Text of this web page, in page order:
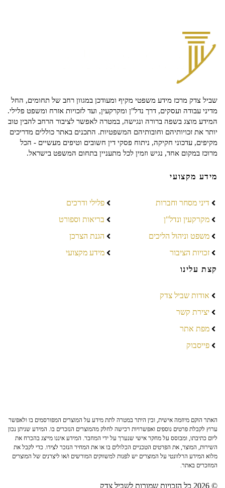
שביל צדק מרכז מידע משפטי מקיף ומעודכן במגוון רחב של תחומים, החל
מדיני עבודה ועסקים, דרך נדל"ן ומקרקעין, ועד לזכויות אזרח ומשפט פלילי.
המידע מוצג בשפה ברורה ונגישה, במטרה לאפשר לציבור הרחב להבין טוב
יותר את זכויותיהם וחובותיהם המשפטיות. התכנים באתר כוללים מדריכים
מקיפים, עדכוני חקיקה, ניתוח פסקי דין חשובים וטיפים מעשיים - הכל
מרוכז במקום אחד, נגיש וזמין לכל מתעניין בתחום המשפט בישראל.
מידע מקצועי
דיני מסחר וחברות
מקרקעין ונדל"ן
משפט וניהול הליכים
זכויות הציבור
פלילי ודרכים
בריאות וספורט
הגנת הצרכן
מידע מקצועי
קצת עלינו
אודות שביל צדק
יצירת קשר
מפת אתר
פייסבוק
האתר הוקם מיוזמה אישית, ובין היתר במטרה לתת מידע על המוצרים המפורסמים בו ולאפשר
ערוץ לקבלת פרטים נוספים ואפשרויות רכישה לחלק מהמוצרים הנזכרים בו. המידע שניתן נכון
ליום כתיבתו, ומבוסס על מחקר אישי שנערך על ידי המחבר. המידע איננו מייצג בהכרח את
השירות, המוצר, את הפרטים הטכניים הכלולים בו או את המחיר הנזכר לצידו. כדי לקבל את
מלוא המידע הרלוונטי על המוצרים יש לפנות למשווקים המורשים ו/או ליצרנים של המוצרים
המוזכרים באתר.
© 2026 כל הזכויות שמורות לשביל צדק